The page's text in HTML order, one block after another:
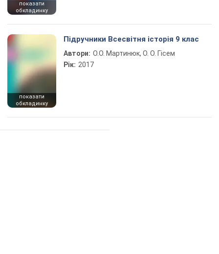
показати
обкладинку
показати
обкладинку
Підручники Всесвітня історія 9 клас
Автори: О.О. Мартинюк, О. О. Гісем
Рік: 2017